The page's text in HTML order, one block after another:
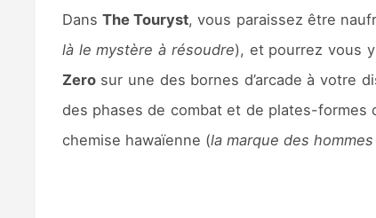
Dans The Touryst, vous paraissez être
là le mystère à résoudre), et pourrez vous
Zerosur une des bornes d’arcade à votre
des phases de combat et de plates-formes
chemise hawaïenne (la marque des